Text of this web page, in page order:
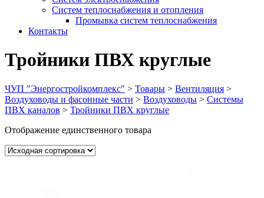
Систем теплоснабжения и отопления
Промывка систем теплоснабжения
Контакты
Тройники ПВХ круглые
ЧУП "Энергостройкомплекс" > Товары > Вентиляция >
Воздуховоды и фасонные части > Воздуховоды > Системы
ПВХ каналов > Тройники ПВХ круглые
Отображение единственного товара